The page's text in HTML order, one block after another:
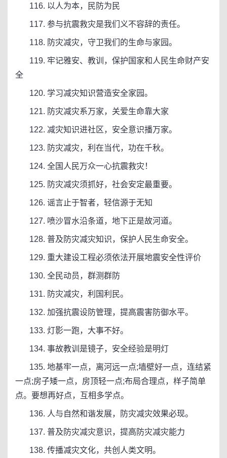
116. 以人为本，民防为民
117. 参与抗震救灾是我们义不容辞的责任。
118. 防灾减灾，守卫我们的生命与家园。
119. 牢记雅安、教训，保护国家和人民生命财产安
全
120. 学习减灾知识营造安全家园。
121. 防灾减灾系万家，关爱生命靠大家
122. 减灾知识进社区，安全意识播万家。
123. 防灾减灾，利在当代，功在千秋。
124. 全国人民万众一心抗震救灾！
125. 防灾减灾须抓好，社会安定最重要。
126. 谣言止于智者，轻信源于无知
127. 喷沙冒水沿条道，地下正是故河道。
128. 普及防灾减灾知识，保护人民生命安全。
129. 重大建设工程必须依法开展地震安全性评价
130. 全民动员，群测群防
131. 防灾减灾，利国利民。
132. 加强抗震设防管理，提高震害防御水平。
133. 灯影一跑，大事不好。
134. 事故教训是镜子，安全经验是明灯
135. 地基牢一点，离河远一点;墙壁好一点，连结紧
一点;房子矮一点，房顶轻一点;布局合理点，样子简单
点。要想再好点，互相多学点。
136. 人与自然和谐发展，防灾减灾效果必现。
137. 普及防灾减灾意识，提高防灾减灾能力
138. 传播减灾文化，共创人类文明。